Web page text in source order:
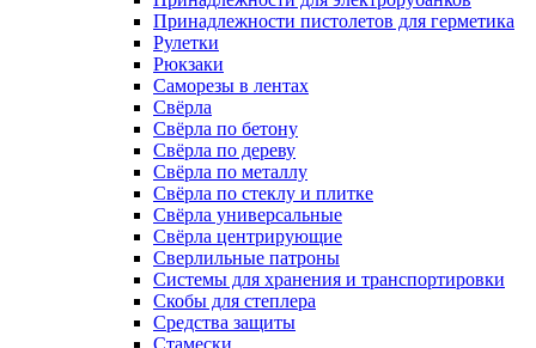
Принадлежности пистолетов для герметика
Рулетки
Рюкзаки
Саморезы в лентах
Свёрла
Свёрла по бетону
Свёрла по дереву
Свёрла по металлу
Свёрла по стеклу и плитке
Свёрла универсальные
Свёрла центрирующие
Сверлильные патроны
Системы для хранения и транспортировки
Скобы для степлера
Средства защиты
Стамески